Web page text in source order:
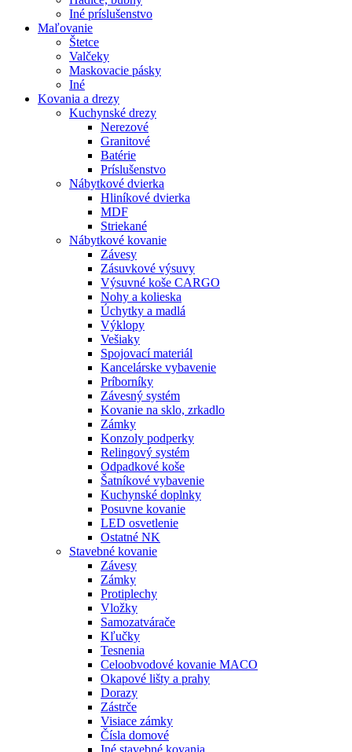
Iné príslušenstvo
Maľovanie
Štetce
Valčeky
Maskovacie pásky
Iné
Kovania a drezy
Kuchynské drezy
Nerezové
Granitové
Batérie
Príslušenstvo
Nábytkové dvierka
Hliníkové dvierka
MDF
Striekané
Nábytkové kovanie
Závesy
Zásuvkové výsuvy
Výsuvné koše CARGO
Nohy a kolieska
Úchytky a madlá
Výklopy
Vešiaky
Spojovací materiál
Kancelárske vybavenie
Príborníky
Závesný systém
Kovanie na sklo, zrkadlo
Zámky
Konzoly podperky
Relingový systém
Odpadkové koše
Šatníkové vybavenie
Kuchynské doplnky
Posuvne kovanie
LED osvetlenie
Ostatné NK
Stavebné kovanie
Závesy
Zámky
Protiplechy
Vložky
Samozatvárače
Kľučky
Tesnenia
Celoobvodové kovanie MACO
Okapové lišty a prahy
Dorazy
Zástrče
Visiace zámky
Čísla domové
Iné stavebné kovania